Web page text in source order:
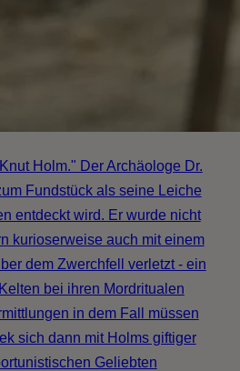
Holm." Der Archäologe Dr.
Fundstück als seine Leiche
entdeckt wird. Er wurde nicht
kurioserweise auch mit einem
dem Zwerchfell verletzt - ein
bei ihren Mordritualen
in dem Fall müssen
sich dann mit Holms giftiger
Geliebten